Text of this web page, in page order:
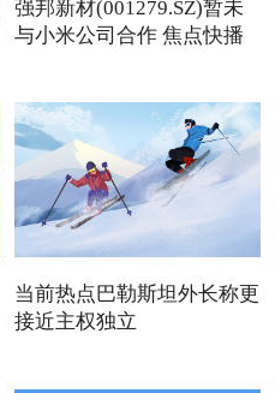
强邦新材(001279.SZ)暂未
与小米公司合作 焦点快播
当前热点巴勒斯坦外长称更
接近主权独立